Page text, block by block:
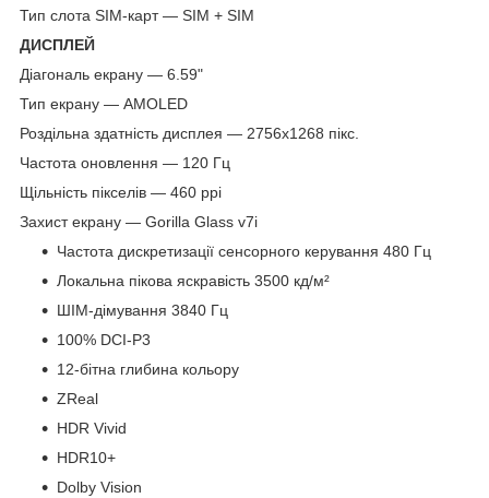
Тип слота SIM-карт — SIM + SIM
ДИСПЛЕЙ
Діагональ екрану — 6.59"
Тип екрану — AMOLED
Роздільна здатність дисплея — 2756x1268 пікс.
Частота оновлення — 120 Гц
Щільність пікселів — 460 ppi
Захист екрану — Gorilla Glass v7i
Частота дискретизації сенсорного керування 480 Гц
Локальна пікова яскравість 3500 кд/м²
ШІМ-дімування 3840 Гц
100% DCI-P3
12-бітна глибина кольору
ZReal
HDR Vivid
HDR10+
Dolby Vision